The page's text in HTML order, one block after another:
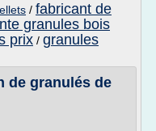
/ fabricant de
granules bois
prix / granules
de granulés de